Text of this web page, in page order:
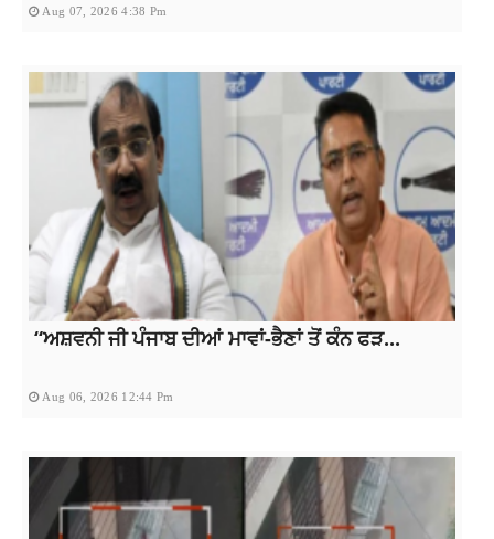
Aug 07, 2026 4:38 Pm
“ਅਸ਼ਵਨੀ ਜੀ ਪੰਜਾਬ ਦੀਆਂ ਮਾਵਾਂ-ਭੈਣਾਂ ਤੋਂ ਕੰਨ ਫੜ...
Aug 06, 2026 12:44 Pm